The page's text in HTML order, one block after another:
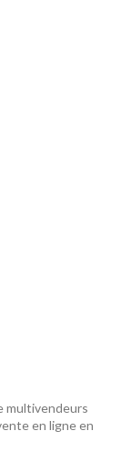
multivendeurs
en ligne en